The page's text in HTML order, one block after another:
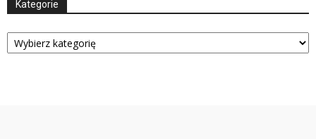
Kategorie
Kategorie